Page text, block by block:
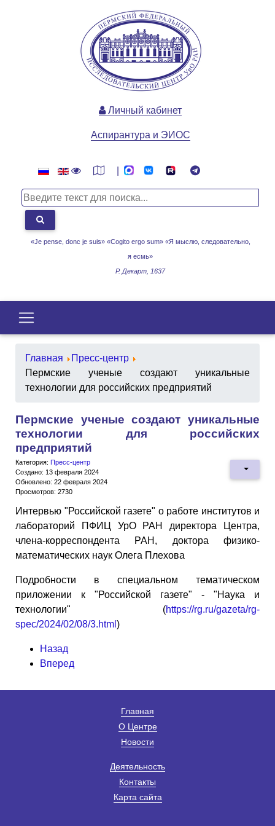
«Je pense, donc je suis» «Cogito ergo sum» «Я мыслю, следовательно,
я есмь»
Р. Декарт, 1637
Личный кабинет
Аспирантура и ЭИОС
Главная
Пресс-центр
Пермские ученые создают уникальные
технологии для российских предприятий
Пермские ученые создают уникальные
технологии для российских
предприятий
Категория: Пресс-центр
Создано: 13 февраля 2024
Обновлено: 22 февраля 2024
Просмотров: 2730
Интервью "Российской газете" о работе институтов и
лабораторий ПФИЦ УрО РАН директора Центра,
члена-корреспондента РАН, доктора физико-
математических наук Олега Плехова
Подробности в специальном тематическом
приложении к "Российской газете" - "Наука и
технологии" (https://rg.ru/gazeta/rg-
spec/2024/02/08/3.html )
Назад
Вперед
Главная
О Центре
Новости
Деятельность
Контакты
Карта сайта